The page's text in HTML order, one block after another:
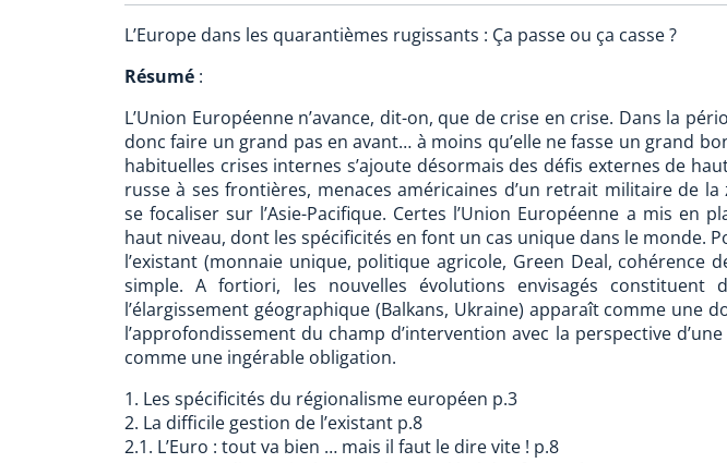
L’Europe dans les quarantièmes rugissants : Ça passe ou ça casse ?
Résumé :
L’Union Européenne n’avance, dit-on, que de crise en crise. Dans la
donc faire un grand pas en avant… à moins qu’elle ne fasse un grand
habituelles crises internes s’ajoute désormais des défis externes de
russe à ses frontières, menaces américaines d’un retrait militaire de
se focaliser sur l’Asie-Pacifique. Certes l’Union Européenne a mis en
haut niveau, dont les spécificités en font un cas unique dans le monde.
l’existant (monnaie unique, politique agricole, Green Deal, cohérence
simple. A fortiori, les nouvelles évolutions envisagés constituent
l’élargissement géographique (Balkans, Ukraine) apparaît comme une
l’approfondissement du champ d’intervention avec la perspective
comme une ingérable obligation.
1. Les spécificités du régionalisme européen p.3
2. La difficile gestion de l’existant p.8
2.1. L’Euro : tout va bien … mais il faut le dire vite ! p.8